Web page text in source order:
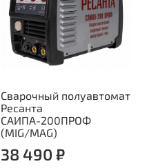
Сварочный полуавтомат
Ресанта
САИПА-200ПРОФ
(MIG/MAG)
38 490 ₽